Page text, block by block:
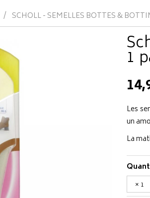
SCHOLL - SEMELLES BOTTES &
1
Les
un
La